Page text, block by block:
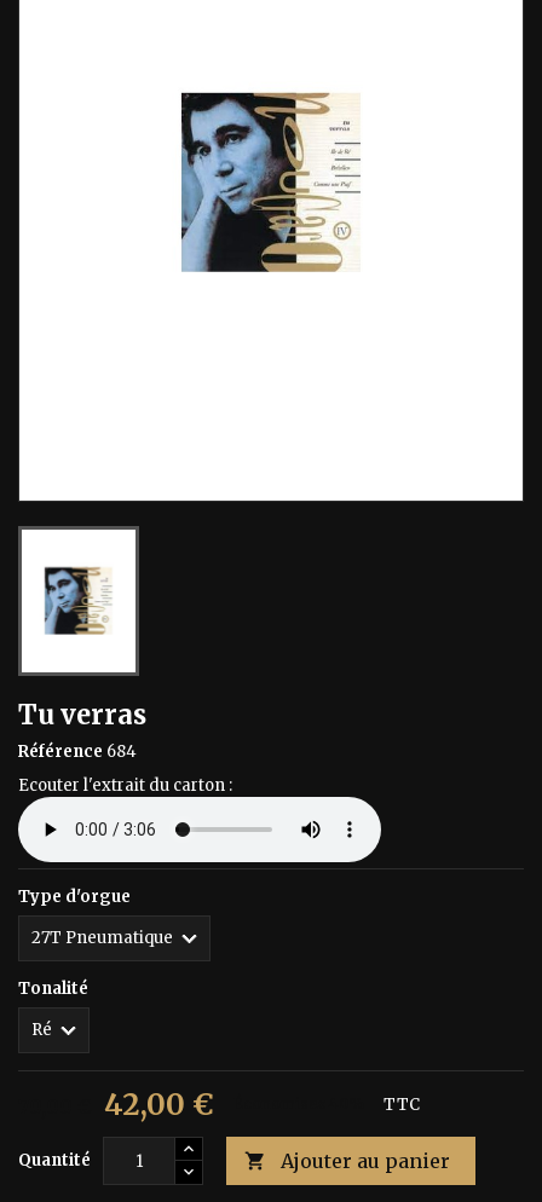
Tu verras
Référence 684
Ecouter l'extrait du carton :
Type d'orgue
Tonalité
42,00 € TTC
Quantité  Ajouter au panier